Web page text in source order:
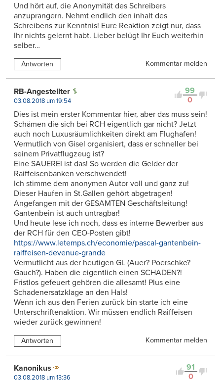
Und hört auf, die Anonymität des Schreibers
anzuprangern. Nehmt endlich den inhalt des
Schreibens zur Kenntnis! Eure Reaktion zeigt nur, dass
Ihr nichts gelernt habt. Lieber belügt Ihr Euch weiterhin
selber…
Antworten Kommentar melden
99
0
RB-Angestellter
03.08.2018 um 19:54
Dies ist mein erster Kommentar hier, aber das muss sein!
Schämen die sich bei RCH eigentlich gar nicht? Jetzt
auch noch Luxusräumlichkeiten direkt am Flughafen!
Vermutlich von Gisel organisiert, dass er schneller bei
seinem Privatflugzeug ist?
Eine SAUEREI ist das! So werden die Gelder der
Raiffeisenbanken verschwendet!
Ich stimme dem anonymen Autor voll und ganz zu!
Dieser Haufen in St.Gallen gehört abgetragen!
Angefangen mit der GESAMTEN Geschäftsleitung!
Gantenbein ist auch untragbar!
Und heute lese ich noch, dass es interne Bewerber aus
der RCH für den CEO-Posten gibt!
https://www.letemps.ch/economie/pascal-gantenbein-
raiffeisen-devenue-grande
Vermutlicht aus der heutigen GL (Auer? Poerschke?
Gauch?). Haben die eigentlich einen SCHADEN?!
Fristlos gefeuert gehören die allesamt! Plus eine
Schadenersatzklage an den Hals!
Wenn ich aus den Ferien zurück bin starte ich eine
Unterschriftenaktion. Wir müssen endlich Raiffeisen
wieder zurück gewinnen!
Antworten Kommentar melden
91
0
Kanonikus
03.08.2018 um 13:36